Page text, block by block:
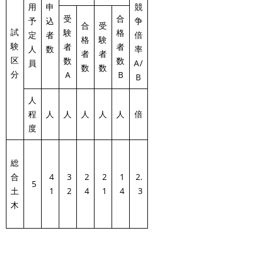
試
験
区
分
用
予
定
人
員
申
込
者
数
競
争
倍
率
A/
B
受
験
者
数
A
合
格
者
数
受
験
者
数
合
格
者
数
B
人
程
度
人 人 人 人 人 倍
総
合
土
木
5
4
1
3
2
2
4
2
1
1
4
2.
3